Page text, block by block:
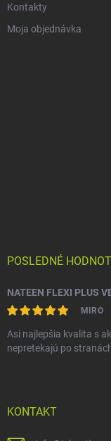
Kontakty
Moja objednávka
POSLEDNÉ
NATEEN FLEXI PLUS
MIRO
Asi najlepšia kvalita s
nepretekajú po
KONTAKT